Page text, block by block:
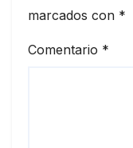
marcados con *
Comentario *